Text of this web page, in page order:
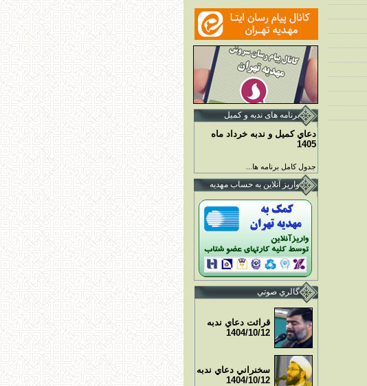
برنامه های ندبه و کمیل
دعاي کميل و ندبه خرداد ماه
1405
جدول کامل برنامه ها...
واريز آنلاين به حساب مهديه
گالري صوتي
قرائت دعاي ندبه
1404/10/12
سخنراني دعاي ندبه
1404/10/12